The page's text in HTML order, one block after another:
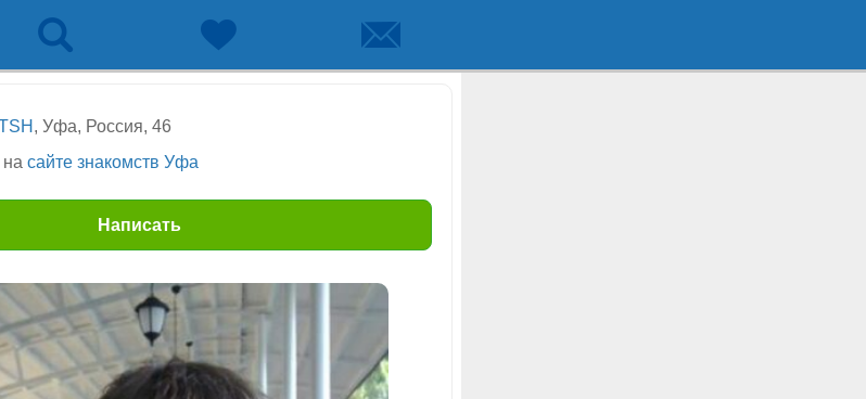
, Уфа, Россия, 46
сайте знакомств Уфа
Написать